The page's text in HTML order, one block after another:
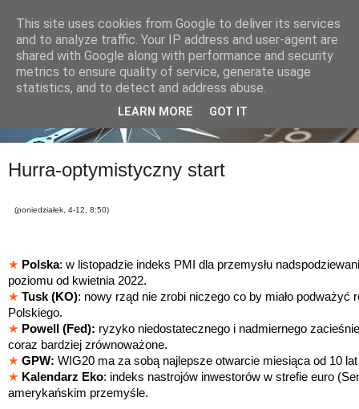
Hurra-optymistyczny start
(poniedziałek, 4-12, 8:50)
★ Polska: w listopadzie indeks PMI dla przemysłu
poziomu od kwietnia 2022.
★ Tusk (KO): nowy rząd nie zrobi niczego co by miało podważyć
Polskiego.
★ Powell (Fed): ryzyko niedostatecznego i nadmiernego
coraz bardziej zrównoważone.
★ GPW: WIG20 ma za sobą najlepsze otwarcie miesiąca od 10 lat
★ Kalendarz Eko: indeks nastrojów inwestorów w strefie euro
amerykańskim przemyśle.
This site uses cookies from Google to deliver its services
and to analyze traffic. Your IP address and user-agent are
shared with Google along with performance and security
metrics to ensure quality of service, generate usage
statistics, and to detect and address abuse.
LEARN MORE GOT IT